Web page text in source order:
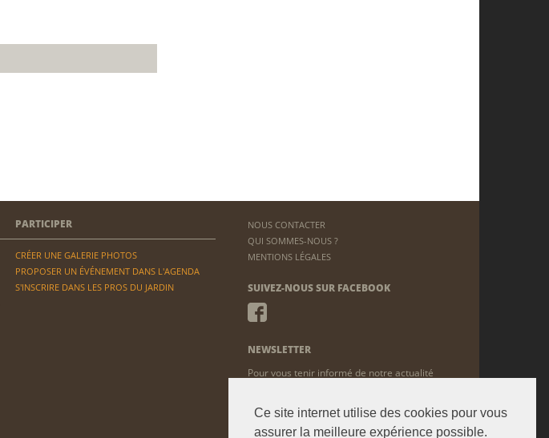
Ce site internet utilise des cookies pour vous
assurer la meilleure expérience possible.
PARTICIPER
CRÉER UNE GALERIE PHOTOS
PROPOSER UN ÉVÉNEMENT DANS L'AGENDA
S'INSCRIRE DANS LES PROS DU JARDIN
NOUS CONTACTER
QUI SOMMES-NOUS ?
MENTIONS LÉGALES
SUIVEZ-NOUS SUR FACEBOOK
NEWSLETTER
Pour vous tenir informé de notre actualité